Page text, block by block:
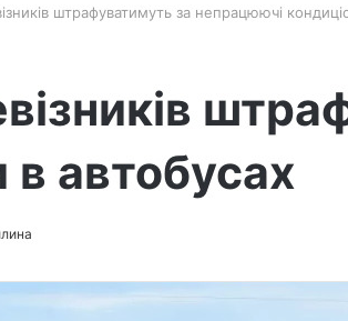
штрафуватимуть за непрацюючі
в автобусах